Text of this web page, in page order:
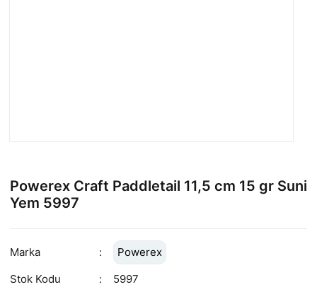
Powerex Craft Paddletail 11,5 cm 15 gr Suni
Yem 5997
Marka
Powerex
Stok Kodu
5997